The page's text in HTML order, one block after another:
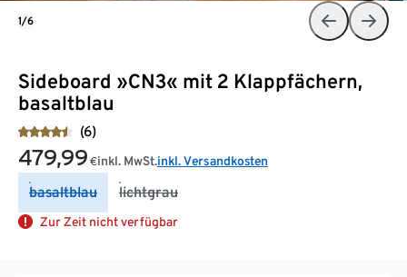
Sideboard »CN3« mit 2 Klappfächern,
basaltblau
(6)
479,99 €inkl. MwSt.inkl. Versandkosten
basaltblau lichtgrau
Zur Zeit nicht verfügbar
1/6